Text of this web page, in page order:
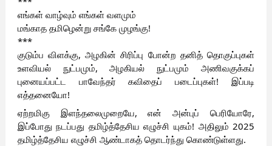
எங்கள் வாழ்வும் எங்கள் வளமும்
மங்காத தமிழென்று சங்கே முழங்கு!
***
குடும்ப விளக்கு, அழகின் சிரிப்பு போன்ற தனித் தொகுப்புகள்
உளவியல் நுட்பமும், அழகியல் நுட்பமும் அணிவகுக்கப்
புனையப்பட்ட பாவேந்தர் கவிதைப் படைப்புகள்! இப்படி
எத்தனையோ!
ஏற்றமிகு இளந்தலைமுறையே, என் அன்புப் பெரியோரே,
இப்போது நடப்பது தமிழ்த்தேசிய எழுச்சி யுகம்! அதிலும் 2025
தமிழ்த்தேசிய எழுச்சி ஆண்டாகத் தொடர்ந்து கொண்டுள்ளது.